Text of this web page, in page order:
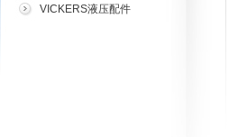
VICKERS液压配件